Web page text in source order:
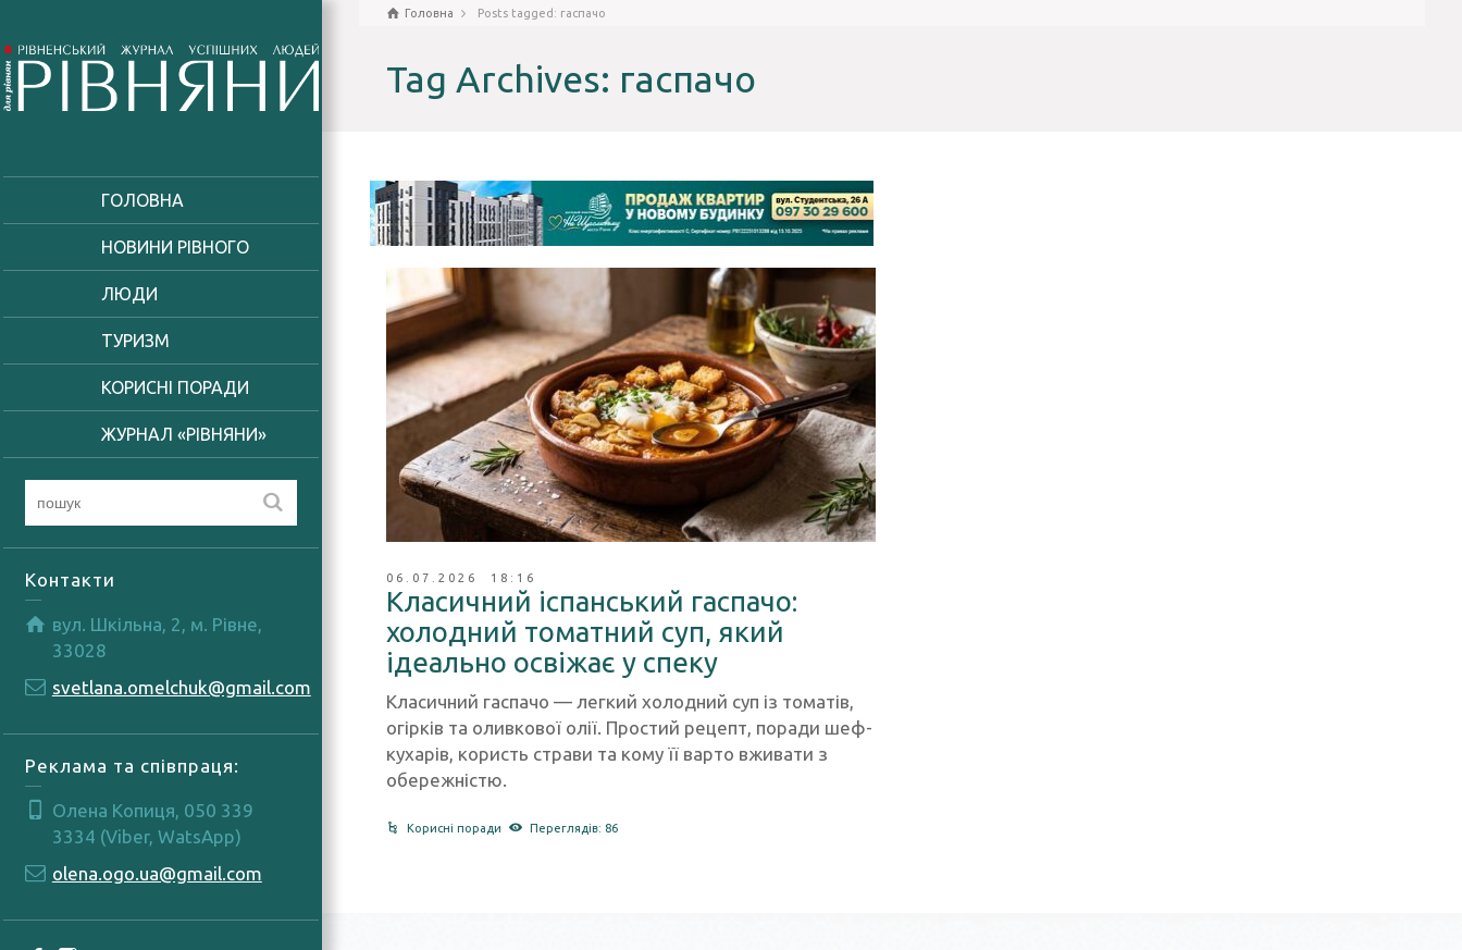
ГОЛОВНА
НОВИНИ РІВНОГО
ЛЮДИ
ТУРИЗМ
КОРИСНІ ПОРАДИ
ЖУРНАЛ «РІВНЯНИ»
Контакти
вул. Шкільна, 2, м. Рівне,
33028
svetlana.omelchuk@gmail.com
Реклама та співпраця:
Олена Копиця, 050 339
3334 (Viber, WatsApp)
olena.ogo.ua@gmail.com
Головна Posts tagged: гаспачо
Tag Archives: гаспачо
06.07.2026 18:16
Класичний іспанський гаспачо:
холодний томатний суп, який
ідеально освіжає у спеку
Класичний гаспачо — легкий холодний суп із томатів,
огірків та оливкової олії. Простий рецепт, поради шеф-
кухарів, користь страви та кому її варто вживати з
обережністю.
Корисні поради Переглядів: 86